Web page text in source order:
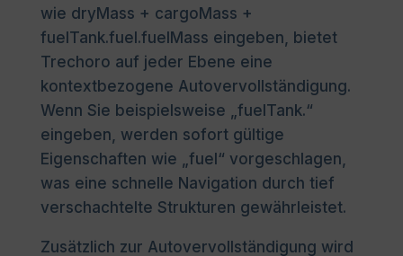
wie dryMass + cargoMass +
fuelTank.fuel.fuelMass eingeben, bietet
Trechoro auf jeder Ebene eine
kontextbezogene Autovervollständigung.
Wenn Sie beispielsweise „fuelTank.“
eingeben, werden sofort gültige
Eigenschaften wie „fuel“ vorgeschlagen,
was eine schnelle Navigation durch tief
verschachtelte Strukturen gewährleistet.
Zusätzlich zur Autovervollständigung wird